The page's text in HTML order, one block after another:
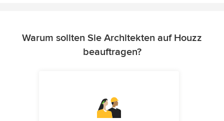
Warum sollten Sie Architekten auf Houzz
beauftragen?